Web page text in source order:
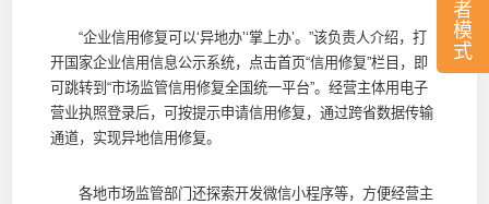
者
模
式
“企业信用修复可以‘异地办’‘掌上办’。”该负责人介绍，打
开国家企业信用信息公示系统，点击首页“信用修复”栏目，即
可跳转到“市场监管信用修复全国统一平台”。经营主体用电子
营业执照登录后，可按提示申请信用修复，通过跨省数据传输
通道，实现异地信用修复。
各地市场监管部门还探索开发微信小程序等，方便经营主